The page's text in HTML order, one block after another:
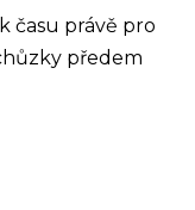
času právě pro
předem